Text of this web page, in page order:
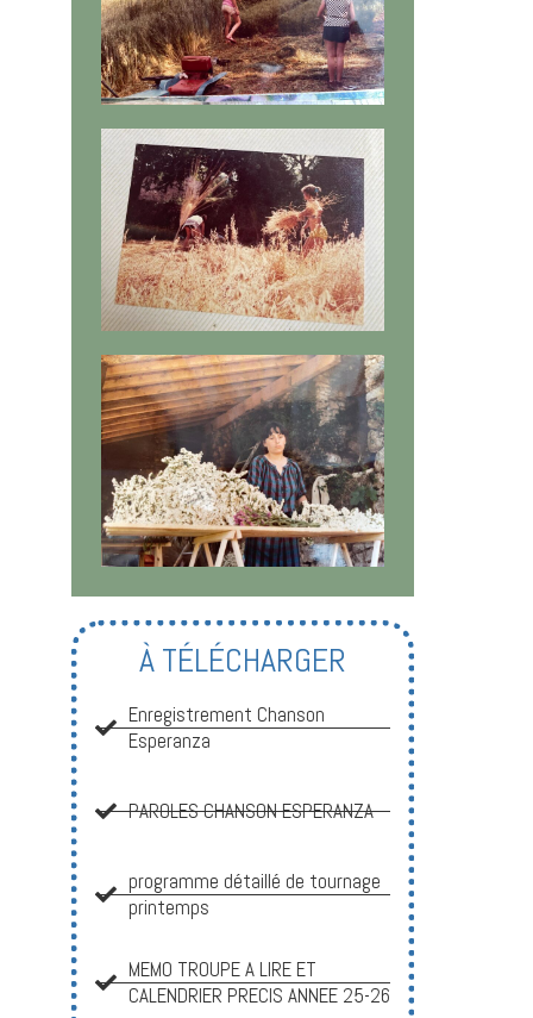
À TÉLÉCHARGER
Enregistrement Chanson
Esperanza
PAROLES CHANSON ESPERANZA
programme détaillé de tournage
printemps
MEMO TROUPE A LIRE ET
CALENDRIER PRECIS ANNEE 25-26